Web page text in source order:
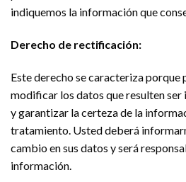
indiquemos la información que
Derecho de rectificación:
Este derecho se caracteriza porque
modificar los datos que resulten
y garantizar la certeza de la
tratamiento. Usted deberá
cambio en sus datos y será
información.